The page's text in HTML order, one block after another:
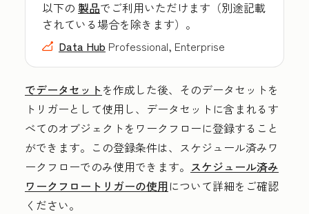
以下の 製品でご利用いただけます（別途記載
されている場合を除きます）。
Data Hub Professional, Enterprise
でデータセットを作成した後、そのデータセットを
トリガーとして使用し、データセットに含まれるす
べてのオブジェクトをワークフローに登録すること
ができます。この登録条件は、スケジュール済みワ
ークフローでのみ使用できます。 スケジュール済み
ワークフロートリガーの使用について詳細をご確認
ください。